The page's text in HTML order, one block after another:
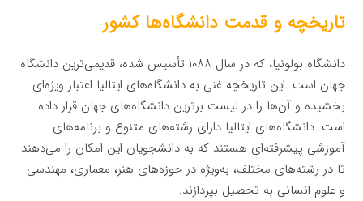
تاریخچه و قدمت دانشگاه‌ها کشور
دانشگاه بولونیا، که در سال ۱۰۸۸ تأسیس شده، قدیمی‌ترین دانشگاه
جهان است. این تاریخچه غنی به دانشگاه‌های ایتالیا اعتبار ویژه‌ای
بخشیده و آن‌ها را در لیست برترین دانشگاه‌های جهان قرار داده
است. دانشگاه‌های ایتالیا دارای رشته‌های متنوع و برنامه‌های
آموزشی پیشرفته‌ای هستند که به دانشجویان این امکان را می‌دهند
تا در رشته‌های مختلف، به‌ویژه در حوزه‌های هنر، معماری، مهندسی
و علوم انسانی به تحصیل بپردازند.